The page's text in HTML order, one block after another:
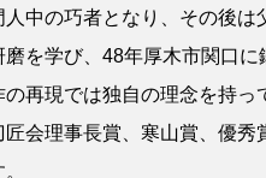
中の巧者となり、その後
を学び、48年厚木市関口
再現では独自の理念を持
会理事長賞、寒山賞、優